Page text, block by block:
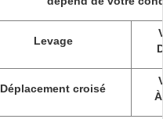
Levage
Déplacement croisé